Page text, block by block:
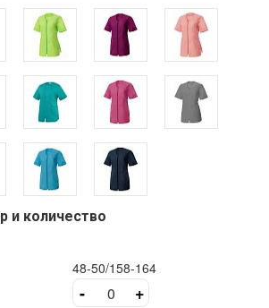
и количество
48-50/158-164
- +